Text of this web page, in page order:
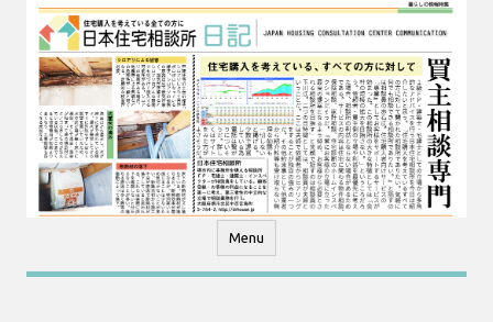
コ
テ
ン
ツ
へ
ス
キ
ッ
プ
Menu